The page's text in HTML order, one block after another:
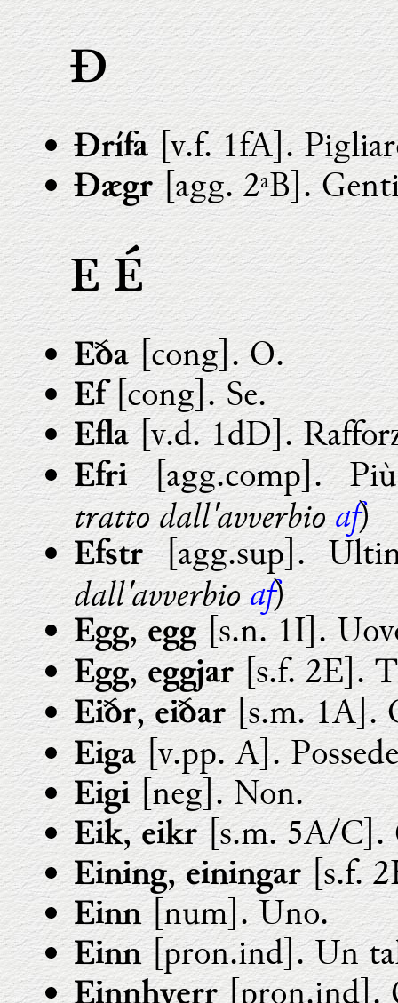
Ð
Ðrífa[v.f. 1fA].
Ðægr[agg. 2ªB].
E É
Eða[cong]. O.
Ef[cong]. Se.
Efla[v.d. 1dD].
Efri[agg.comp].
tratto dall'avverbio af)
Efstr[agg.sup].
dall'avverbio af)
Egg,egg[s.n. 1I].
Egg,eggjar[s.f. 2E].
Eiðr,eiðar[s.m. 1A].
Eiga[v.pp. A].
Eigi[neg]. Non.
Eik,eikr[s.m. 5A/C].
Eining,einingar[s.f.
Einn[num]. Uno.
Einn[pron.ind]. Un
Einnhverr[pron.ind].